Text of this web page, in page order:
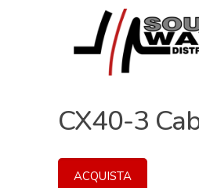
CX40-3
ACQUISTA